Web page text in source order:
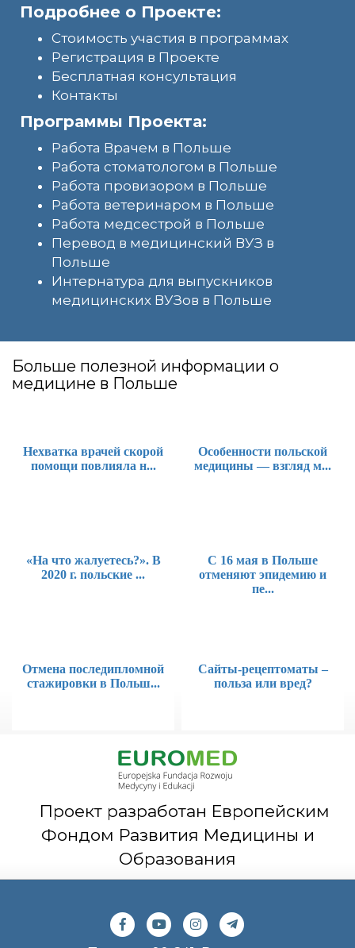
Подробнее о Проекте:
Стоимость участия в программах
Регистрация в Проекте
Бесплатная консультация
Контакты
Программы Проекта:
Работа Врачем в Польше
Работа стоматологом в Польше
Работа провизором в Польше
Работа ветеринаром в Польше
Работа медсестрой в Польше
Перевод в медицинский ВУЗ в
Польше
Интернатура для выпускников
медицинских ВУЗов в Польше
Больше полезной информации о
медицине в Польше
Нехватка врачей скорой
помощи повлияла н...
Особенности польской
медицины — взгляд м...
«На что жалуетесь?». В
2020 г. польские ...
С 16 мая в Польше
отменяют эпидемию и
пе...
Отмена последипломной
стажировки в Польш...
Сайты-рецептоматы –
польза или вред?
Проект разработан Европейским
Фондом Развития Медицины и
Образования